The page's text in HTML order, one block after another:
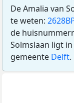
De Amalia van
te weten: 2628BP
de
Solmslaan ligt
gemeente Delft.